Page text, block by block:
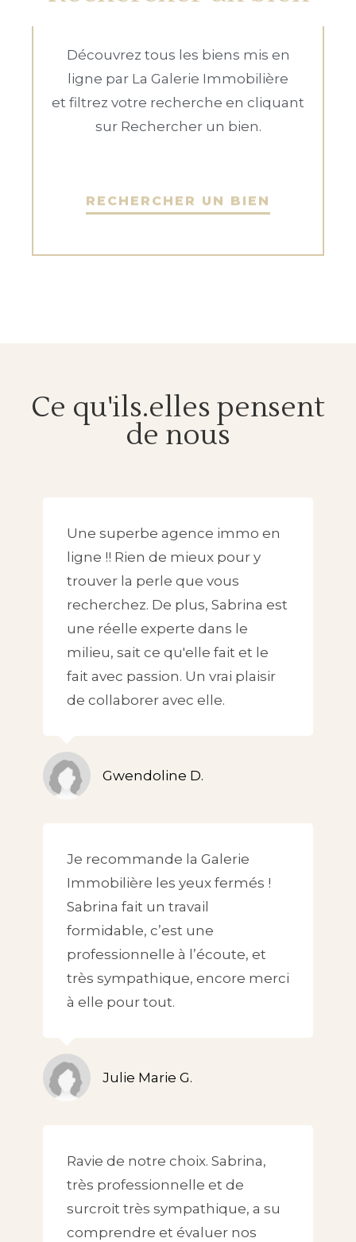
Découvrez tous les biens mis en
ligne par La Galerie Immobilière
et filtrez votre recherche en cliquant
sur Rechercher un bien.
RECHERCHER UN BIEN
Ce qu'ils.elles pensent
de nous
Une superbe agence immo en
ligne !! Rien de mieux pour y
trouver la perle que vous
recherchez. De plus, Sabrina est
une réelle experte dans le
milieu, sait ce qu'elle fait et le
fait avec passion. Un vrai plaisir
de collaborer avec elle.
Gwendoline D.
Je recommande la Galerie
Immobilière les yeux fermés !
Sabrina fait un travail
formidable, c’est une
professionnelle à l’écoute, et
très sympathique, encore merci
à elle pour tout.
Julie Marie G.
Ravie de notre choix. Sabrina,
très professionnelle et de
surcroit très sympathique, a su
comprendre et évaluer nos